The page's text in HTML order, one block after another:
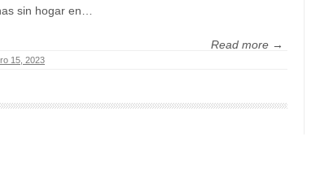
sin hogar en…
Read more →
15, 2023